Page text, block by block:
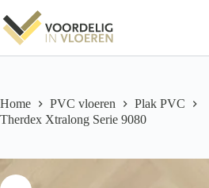
naar
de
inhoud
Home PVC vloeren
Plak PVC
Therdex Xtralong Serie 9080